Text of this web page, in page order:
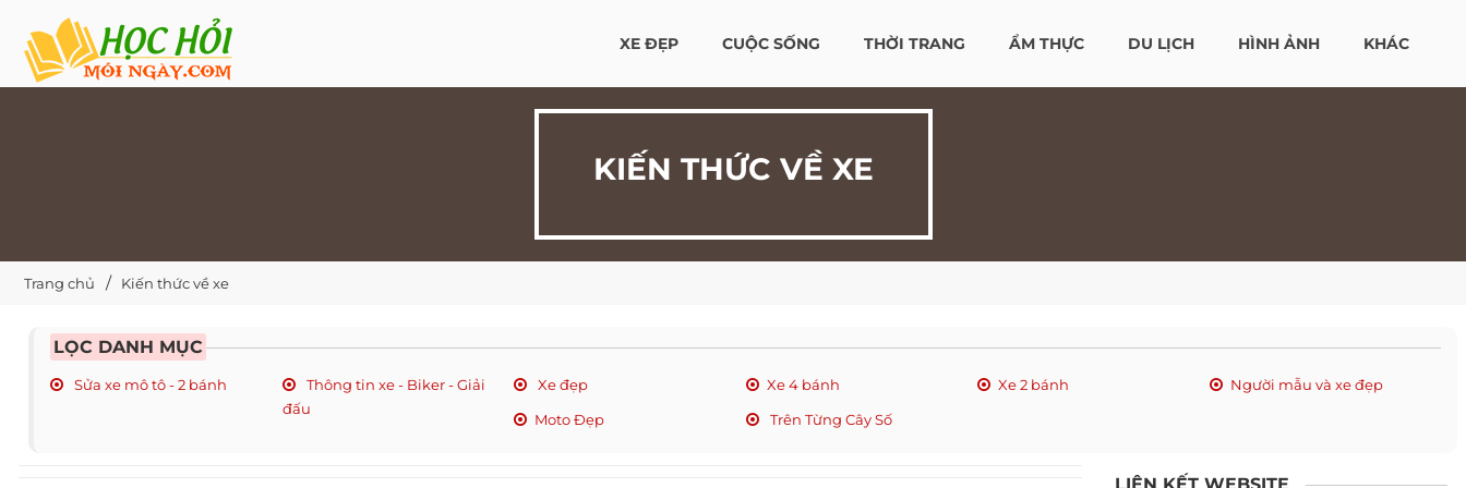
XE ĐẸP CUỘC SỐNG THỜI TRANG ẨM THỰC DU LỊCH HÌNH ẢNH KHÁC
KIẾN THỨC VỀ XE
Trang chủ Kiến thức về xe
LỌC DANH MỤC
Sửa xe mô tô - 2 bánh
Thông tin xe - Biker - Giải
đấu
Xe đẹp Xe 4 bánh Xe 2 bánh
Người mẫu và xe đẹp
Moto Đẹp
Trên Từng Cây Số